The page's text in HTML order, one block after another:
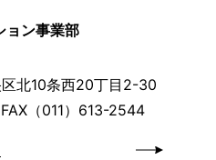
ョン事業部
北10条西20丁目2-30
（011）613-2544